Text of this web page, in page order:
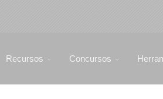
Recursos Concursos